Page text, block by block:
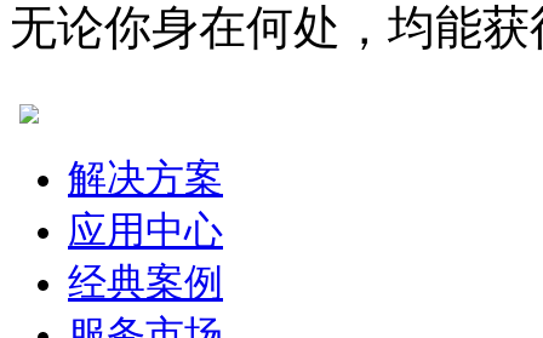
无论你身在何处，均能